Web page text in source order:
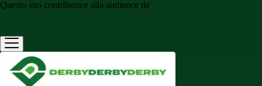
Questo sito contribuisce alla audience de